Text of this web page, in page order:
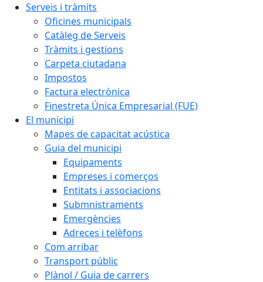
Serveis i tràmits
Oficines municipals
Catàleg de Serveis
Tràmits i gestions
Carpeta ciutadana
Impostos
Factura electrònica
Finestreta Única Empresarial (FUE)
El municipi
Mapes de capacitat acústica
Guia del municipi
Equipaments
Empreses i comerços
Entitats i associacions
Submnistraments
Emergències
Adreces i telèfons
Com arribar
Transport públic
Plànol / Guia de carrers